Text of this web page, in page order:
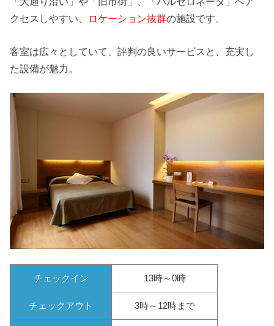
クセスしやすい、
ロケーション抜群の施設です。
客室は広々としていて、評判の良いサービスと、充実し
た設備が魅力。
チェックイン 13時～0時
チェックアウト 3時～12時まで